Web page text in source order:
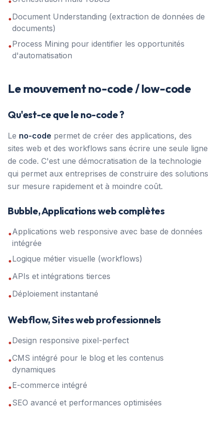
•Document Understanding (extraction de données de
documents)
•Process Mining pour identifier les opportunités
d'automatisation
Le mouvement no-code / low-code
Qu'est-ce que le no-code ?
Le no-code permet de créer des applications, des
sites web et des workflows sans écrire une seule ligne
de code. C'est une démocratisation de la technologie
qui permet aux entreprises de construire des solutions
sur mesure rapidement et à moindre coût.
Bubble, Applications web complètes
•Applications web responsive avec base de données
intégrée
•Logique métier visuelle (workflows)
•APIs et intégrations tierces
•Déploiement instantané
Webflow, Sites web professionnels
•Design responsive pixel-perfect
•CMS intégré pour le blog et les contenus
dynamiques
•E-commerce intégré
•SEO avancé et performances optimisées